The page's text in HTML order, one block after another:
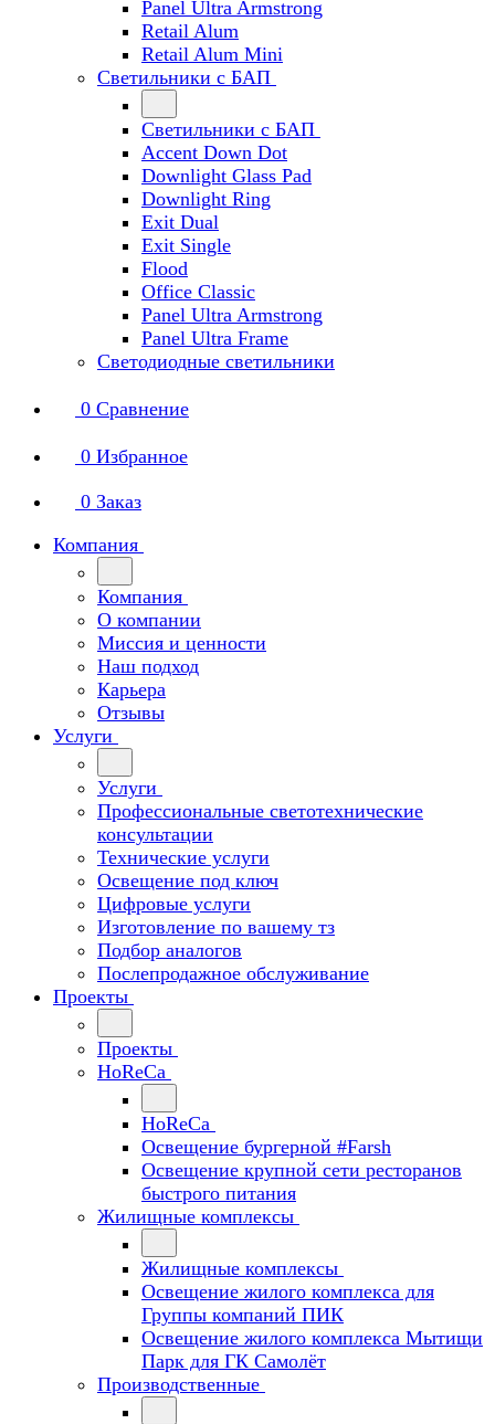
Panel Ultra Armstrong
Retail Alum
Retail Alum Mini
Светильники с БАП
Светильники с БАП
Accent Down Dot
Downlight Glass Pad
Downlight Ring
Exit Dual
Exit Single
Flood
Office Classic
Panel Ultra Armstrong
Panel Ultra Frame
Светодиодные светильники
0 Сравнение
0 Избранное
0 Заказ
Компания
Компания
О компании
Миссия и ценности
Наш подход
Карьера
Отзывы
Услуги
Услуги
Профессиональные светотехнические
консультации
Технические услуги
Освещение под ключ
Цифровые услуги
Изготовление по вашему тз
Подбор аналогов
Послепродажное обслуживание
Проекты
Проекты
HoReCa
HoReCa
Освещение бургерной #Farsh
Освещение крупной сети ресторанов
быстрого питания
Жилищные комплексы
Жилищные комплексы
Освещение жилого комплекса для
Группы компаний ПИК
Освещение жилого комплекса Мытищи
Парк для ГК Самолёт
Производственные